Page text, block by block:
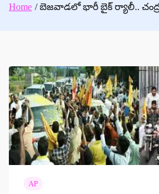
Home బెజవాడలో భారీ బైక్‌ ర్యాలీ..
AP